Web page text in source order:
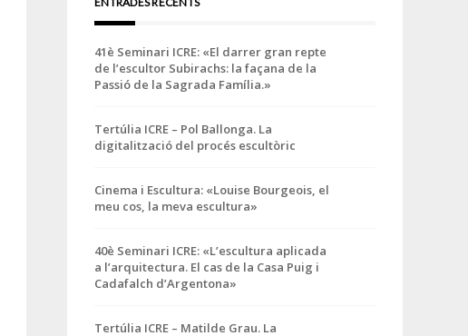
41è Seminari ICRE: «El darrer gran repte
de l’escultor Subirachs: la façana de la
Passió de la Sagrada Família.»
Tertúlia ICRE – Pol Ballonga. La
digitalització del procés escultòric
Cinema i Escultura: «Louise Bourgeois, el
meu cos, la meva escultura»
40è Seminari ICRE: «L’escultura aplicada
a l’arquitectura. El cas de la Casa Puig i
Cadafalch d’Argentona»
Tertúlia ICRE – Matilde Grau. La